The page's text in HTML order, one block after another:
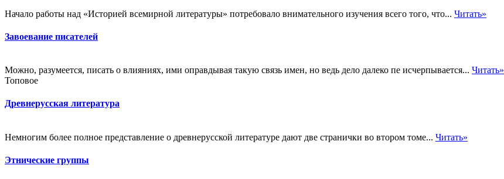
Начало работы над «Историей всемирной литературы» потребовало внимательного изучения всего того, что... Читать»
Завоевание писателей
Можно, разумеется, писать о влияниях, ими оправдывая такую связь имен, но ведь дело далеко пе исчерпывается... Читать»
Топовое
Древнерусская литература
Немногим более полное представление о древнерусской литературе дают две странички во втором томе... Читать»
Этнические группы